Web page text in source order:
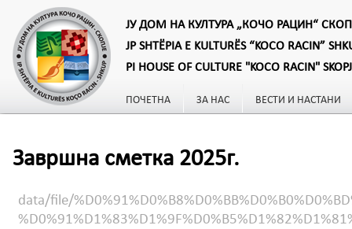
ЈУ ДОМ НА КУЛТУРА „КОЧО РАЦИН“
JP SHTËPIA E KULTURËS “KOCO RACIN”
PI HOUSE OF CULTURE "KOCO RACIN"
ПОЧЕТНА ЗА НАС ВЕСТИ И НАСТАНИ
Завршна сметка 2025г.
data/file/